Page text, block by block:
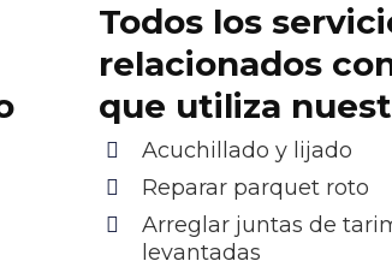
Todos los
relacionados
que utiliza
Acuchillado y lijado
Reparar parquet roto
Arreglar juntas de
levantadas